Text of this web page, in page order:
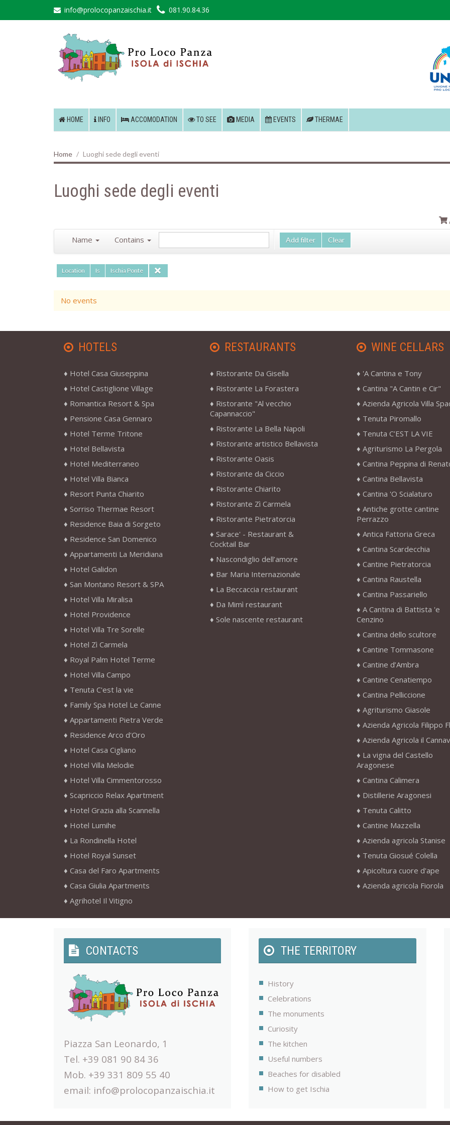
info@prolocopanzaischia.it 081.90.84.36
HOME INFO ACCOMODATION TO SEE MEDIA EVENTS THERMAE
Home Luoghi sede degli eventi
Luoghi sede degli eventi
Name Contains Add filter Clear
Location Is Ischia Ponte
No events
HOTELS
Hotel Casa Giuseppina
Hotel Castiglione Village
Romantica Resort & Spa
Pensione Casa Gennaro
Hotel Terme Tritone
Hotel Bellavista
Hotel Mediterraneo
Hotel Villa Bianca
Resort Punta Chiarito
Sorriso Thermae Resort
Residence Baia di Sorgeto
Residence San Domenico
Appartamenti La Meridiana
Hotel Galidon
San Montano Resort & SPA
Hotel Villa Miralisa
Hotel Providence
Hotel Villa Tre Sorelle
Hotel Zì Carmela
Royal Palm Hotel Terme
Hotel Villa Campo
Tenuta C'est la vie
Family Spa Hotel Le Canne
Appartamenti Pietra Verde
Residence Arco d'Oro
Hotel Casa Cigliano
Hotel Villa Melodie
Hotel Villa Cimmentorosso
Scapriccio Relax Apartment
Hotel Grazia alla Scannella
Hotel Lumihe
La Rondinella Hotel
Hotel Royal Sunset
Casa del Faro Apartments
Casa Giulia Apartments
Agrihotel Il Vitigno
RESTAURANTS
Ristorante Da Gisella
Ristorante La Forastera
Ristorante "Al vecchio
Capannaccio"
Ristorante La Bella Napoli
Ristorante artistico Bellavista
Ristorante Oasis
Ristorante da Ciccio
Ristorante Chiarito
Ristorante Zì Carmela
Ristorante Pietratorcia
Sarace' - Restaurant &
Cocktail Bar
Nascondiglio dell’amore
Bar Maria Internazionale
La Beccaccia restaurant
Da Mimì restaurant
Sole nascente restaurant
WINE CELLARS
'A Cantina e Tony
Cantina "A Cantin e Cir"
Azienda Agricola Villa
Tenuta Piromallo
Tenuta C’EST LA VIE
Agriturismo La Pergola
Cantina Peppina di
Cantina Bellavista
Cantina 'O Scialaturo
Antiche grotte cantine
Perrazzo
Antica Fattoria Greca
Cantina Scardecchia
Cantine Pietratorcia
Cantina Raustella
Cantina Passariello
A Cantina di Battista 'e
Cenzino
Cantina dello scultore
Cantine Tommasone
Cantine d’Ambra
Cantine Cenatiempo
Cantina Pelliccione
Agriturismo Giasole
Azienda Agricola Filippo
Azienda Agricola il
La vigna del Castello
Aragonese
Cantina Calimera
Distillerie Aragonesi
Tenuta Calitto
Cantine Mazzella
Azienda agricola Stanise
Tenuta Giosué Colella
Apicoltura cuore d'ape
Azienda agricola Fiorola
CONTACTS
Piazza San Leonardo, 1
Tel. +39 081 90 84 36
Mob. +39 331 809 55 40
email: info@prolocopanzaischia.it
THE TERRITORY
History
Celebrations
The monuments
Curiosity
The kitchen
Useful numbers
Beaches for disabled
How to get Ischia